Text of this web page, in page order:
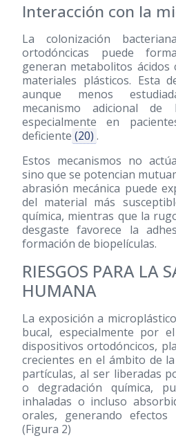
Interacción con la
La colonización
ortodóncicas puede
generan metabolitos ácidos
materiales plásticos. Esta
aunque menos
mecanismo adicional de
especialmente en
deficiente (20) .
Estos mecanismos no
sino que se potencian
abrasión mecánica puede
del material más
química, mientras que la
desgaste favorece la
formación de biopelículas.
RIESGOS PARA LA
HUMANA
La exposición a
bucal, especialmente por
dispositivos ortodóncicos,
crecientes en el ámbito de
partículas, al ser liberadas
o degradación química,
inhaladas o incluso
orales, generando efectos
(Figura 2)